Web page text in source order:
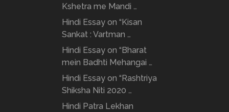
Kshetra me Mandi …
Hindi Essay on “Kisan
Sankat : Vartman …
Hindi Essay on “Bharat
mein Badhti Mehangai …
Hindi Essay on “Rashtriya
Shiksha Niti 2020 …
Hindi Patra Lekhan